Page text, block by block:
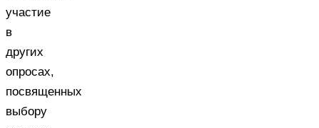
участие
в
других
опросах,
посвященных
выбору